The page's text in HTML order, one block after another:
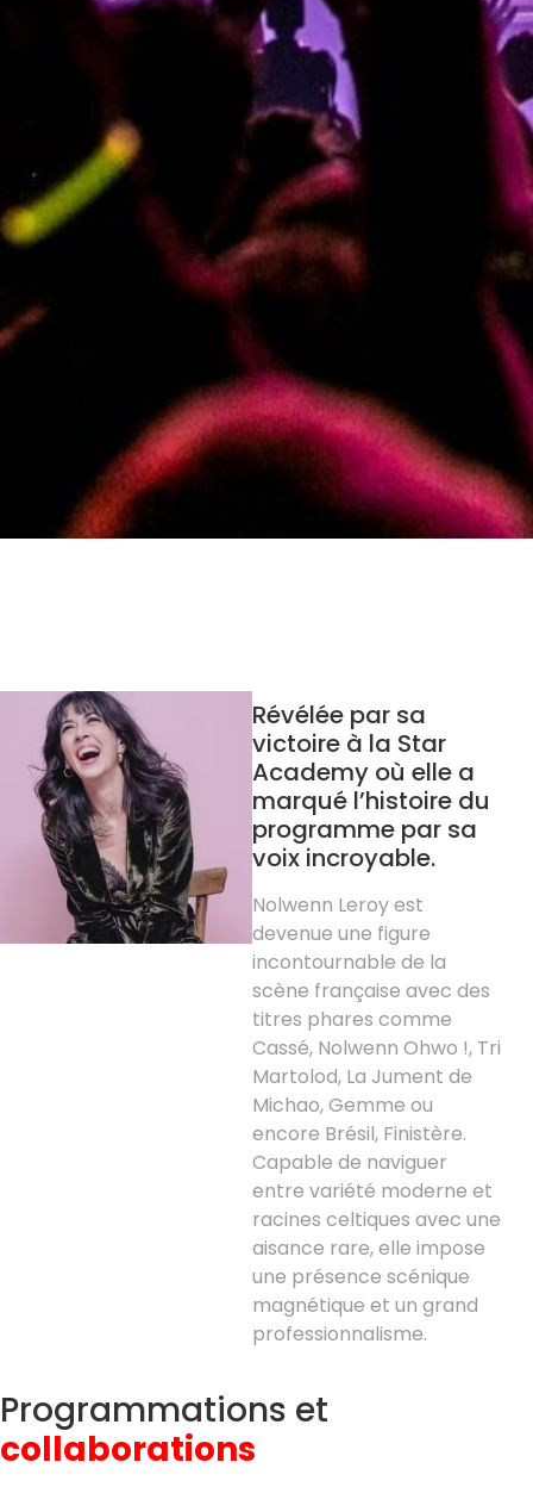
Révélée par sa
victoire à la Star
Academy où elle a
marqué l’histoire du
programme par sa
voix incroyable.
Nolwenn Leroy est
devenue une figure
incontournable de la
scène française avec des
titres phares comme
Cassé, Nolwenn Ohwo !, Tri
Martolod, La Jument de
Michao, Gemme ou
encore Brésil, Finistère.
Capable de naviguer
entre variété moderne et
racines celtiques avec une
aisance rare, elle impose
une présence scénique
magnétique et un grand
professionnalisme.
Programmations et
collaborations